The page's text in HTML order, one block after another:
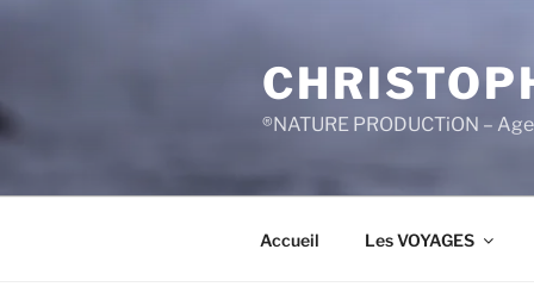
®NATURE PRODUCTiON –
Accueil Les VOYAGES